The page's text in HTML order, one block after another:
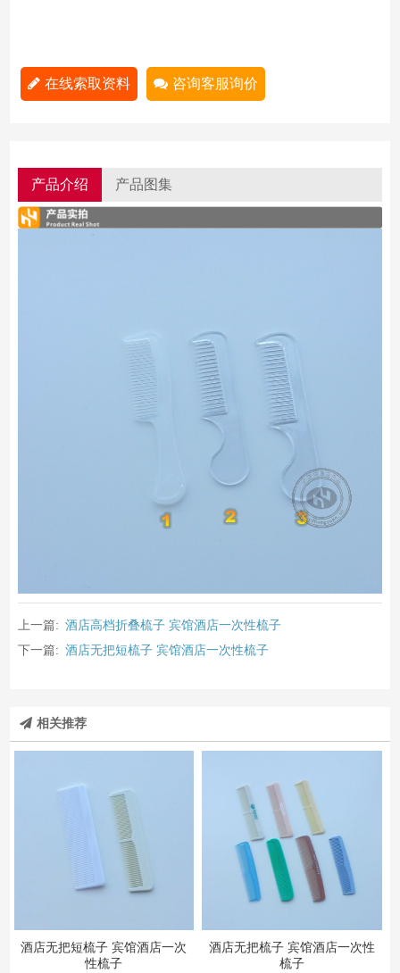
在线索取资料 咨询客服询价
产品介绍 产品图集
上一篇: 酒店高档折叠梳子 宾馆酒店一次性梳子
下一篇: 酒店无把短梳子 宾馆酒店一次性梳子
相关推荐
酒店无把短梳子 宾馆酒店一次
性梳子
酒店无把梳子 宾馆酒店一次性
梳子